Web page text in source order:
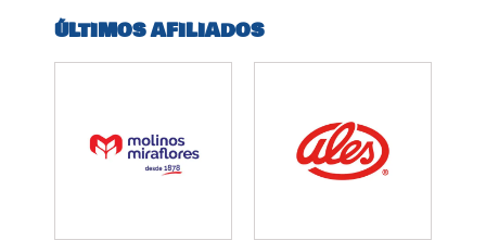
ÚLTIMOS AFILIADOS